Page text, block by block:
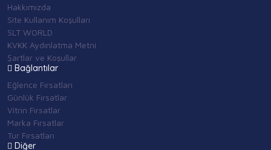
Hakkımızda
Site Kullanım Koşulları
SLT WORLD
KVKK Aydınlatma Metni
Şartlar ve Koşullar
Bağlantılar
Eğlence Fırsatları
Günlük Fırsatlar
Vitrin Fırsatlar
Marka Fırsatlar
Tur Fırsatları
Diğer